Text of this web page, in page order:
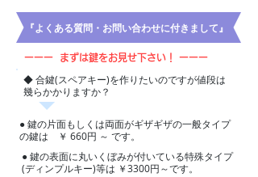
​『よくある質問・お問い合わせに付きまして』
ーーー まずは鍵をお見せ下さい！ ーーー
◆ 合鍵(スペアキー)を作りたいのですが値段は
幾らかかりますか？
​●鍵の片面もしくは両面がギザギザの一般タイプ
の鍵は ￥ 660円 ～ です。
​●​鍵の表面に丸いくぼみが付いている特殊タイプ
(ディンプルキー)等は ￥3300円～です。